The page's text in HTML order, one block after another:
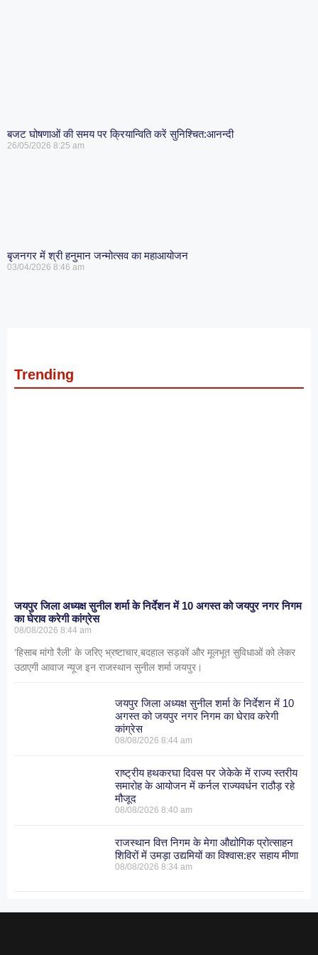
बजट घोषणाओं की समय पर क्रियान्विति करें सुनिश्चित:आनन्दी
26/05/2026 8:25 am
बृजनगर में श्री हनुमान जन्मोत्सव का महाआयोजन
03/04/2026 8:46 am
Trending
जयपुर जिला अध्यक्ष सुनील शर्मा के निर्देशन में 10 अगस्त को जयपुर नगर निगम
का घेराव करेगी कांग्रेस
08/08/2026 8:44 am
‘हिसाब मांगो रैली’ के जरिए भ्रष्टाचार,बदहाल सड़कों और मूलभूत सुविधाओं को लेकर
उठाएगी आवाज न्यूज इन राजस्थान सुनील शर्मा जयपुर।
जयपुर जिला अध्यक्ष सुनील शर्मा के निर्देशन में 10
अगस्त को जयपुर नगर निगम का घेराव करेगी
कांग्रेस
08/08/20268:44 am
राष्ट्रीय हथकरघा दिवस पर जेकेके में राज्य स्तरीय
समारोह के आयोजन में कर्नल राज्यवर्धन राठौड़ रहे
मौजूद
08/08/20268:40 am
राजस्थान वित्त निगम के मेगा औद्योगिक प्रोत्साहन
शिविरों में उमड़ा उद्यमियों का विश्वास:हर सहाय मीणा
08/08/20268:34 am